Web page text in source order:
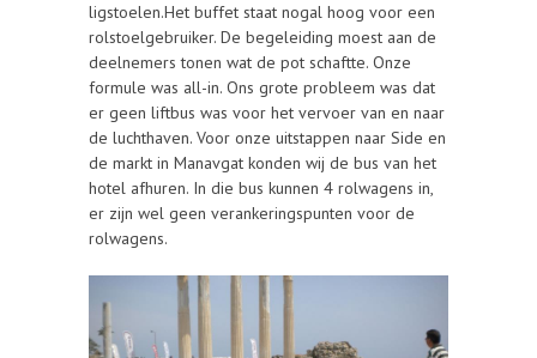
ligstoelen.Het buffet staat nogal hoog voor een
rolstoelgebruiker. De begeleiding moest aan de
deelnemers tonen wat de pot schaftte. Onze
formule was all-in. Ons grote probleem was dat
er geen liftbus was voor het vervoer van en naar
de luchthaven. Voor onze uitstappen naar Side en
de markt in Manavgat konden wij de bus van het
hotel afhuren. In die bus kunnen 4 rolwagens in,
er zijn wel geen verankeringspunten voor de
rolwagens.